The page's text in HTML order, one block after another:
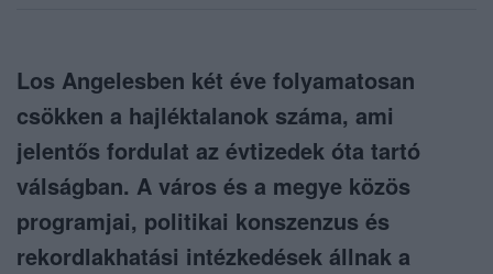
Los Angelesben két éve folyamatosan
csökken a hajléktalanok száma, ami
jelentős fordulat az évtizedek óta tartó
válságban. A város és a megye közös
programjai, politikai konszenzus és
rekordlakhatási intézkedések állnak a